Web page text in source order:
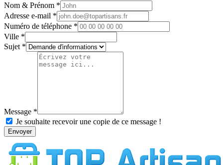
Nom & Prénom
Adresse e-mail
Numéro de téléphone
Ville
Sujet
Message
Je souhaite recevoir une copie de ce message !
Envoyer